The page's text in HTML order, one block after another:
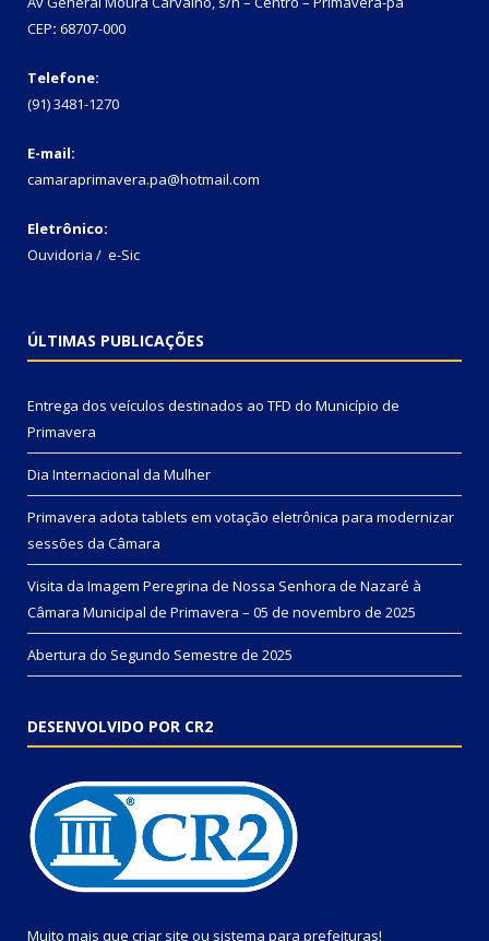
CEP: 68707-000
Telefone:
(91) 3481-1270
E-mail:
camaraprimavera.pa@hotmail.com
Eletrônico:
Ouvidoria / e-Sic
ÚLTIMAS PUBLICAÇÕES
Entrega dos veículos destinados ao TFD do Município de
Primavera
Dia Internacional da Mulher
Primavera adota tablets em votação eletrônica para modernizar
sessões da Câmara
Visita da Imagem Peregrina de Nossa Senhora de Nazaré à
Câmara Municipal de Primavera – 05 de novembro de 2025
Abertura do Segundo Semestre de 2025
DESENVOLVIDO POR CR2
Muito mais que criar site ou sistema para prefeituras!